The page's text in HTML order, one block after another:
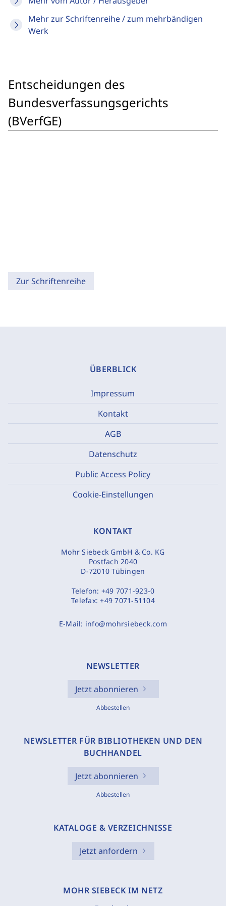
Mehr zur Schriftenreihe / zum mehrbändigen
Werk
Entscheidungen des
Bundesverfassungsgerichts
(BVerfGE)
Zur Schriftenreihe
ÜBERBLICK
Impressum
Kontakt
AGB
Datenschutz
Public Access Policy
Cookie-Einstellungen
KONTAKT
Mohr Siebeck GmbH & Co. KG
Postfach 2040
D-72010 Tübingen
Telefon: +49 7071-923-0
Telefax:+49 7071-51104
E-Mail: info@mohrsiebeck.com
NEWSLETTER
Jetzt abonnieren
Abbestellen
NEWSLETTER FÜR BIBLIOTHEKEN UND DEN
BUCHHANDEL
Jetzt abonnieren
Abbestellen
KATALOGE & VERZEICHNISSE
Jetzt anfordern
MOHR SIEBECK IM NETZ